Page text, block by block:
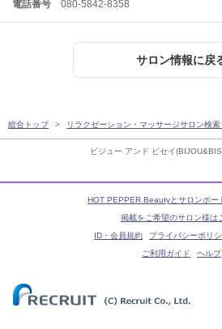
ビジュー アンド ビセイ
電話番号 080-5842-8358
サロン情報に戻
総合トップ リラクゼーション・マッサージサロン検
HOT PEPPER Beautyとサロンボー
掲載をご希望のサロン様は
ID・会員規約
プライバシーポリ
ご利用ガイド
ヘルプ